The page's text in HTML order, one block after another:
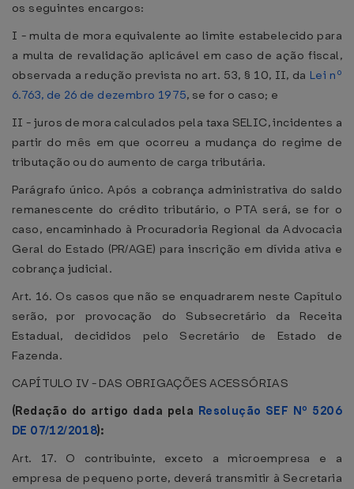
os seguintes encargos:
I - multa de mora equivalente ao limite estabelecido para
a multa de revalidação aplicável em caso de ação fiscal,
observada a redução prevista no art. 53, § 10, II, da Lei nº
6.763, de 26 de dezembro 1975, se for o caso; e
II - juros de mora calculados pela taxa SELIC, incidentes a
partir do mês em que ocorreu a mudança do regime de
tributação ou do aumento de carga tributária.
Parágrafo único. Após a cobrança administrativa do saldo
remanescente do crédito tributário, o PTA será, se for o
caso, encaminhado à Procuradoria Regional da Advocacia
Geral do Estado (PR/AGE) para inscrição em dívida ativa e
cobrança judicial.
Art. 16. Os casos que não se enquadrarem neste Capítulo
serão, por provocação do Subsecretário da Receita
Estadual, decididos pelo Secretário de Estado de
Fazenda.
CAPÍTULO IV - DAS OBRIGAÇÕES ACESSÓRIAS
(Redação do artigo dada pela Resolução SEF Nº 5206
DE 07/12/2018):
Art. 17. O contribuinte, exceto a microempresa e a
empresa de pequeno porte, deverá transmitir à Secretaria